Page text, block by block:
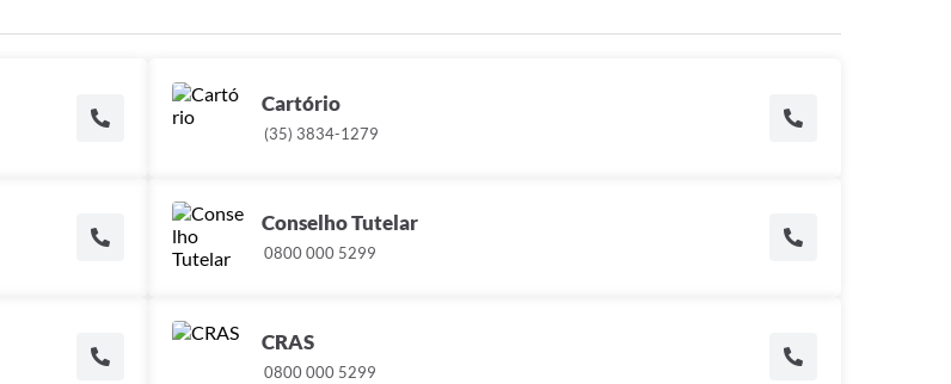
Cartório
(35) 3834-1279
Conselho Tutelar
0800 000 5299
CRAS
0800 000 5299